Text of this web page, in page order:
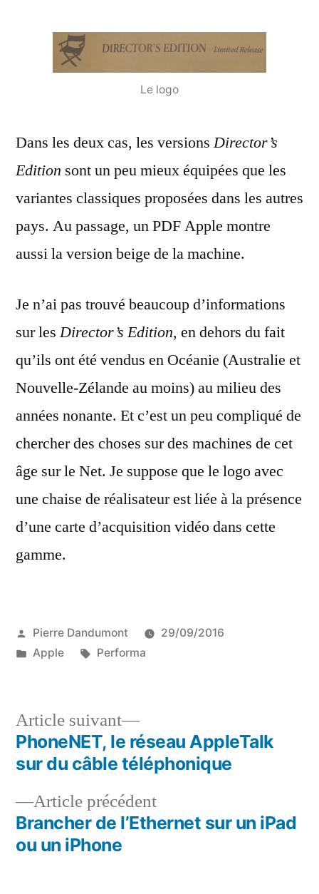
Le logo
Dans les deux cas, les versionsDirector’s
Edition sont un peu mieux équipées que les
variantes classiques proposées dans les autres
pays. Au passage, un PDF Apple montre
aussi la version beige de la machine.
Je n’ai pas trouvé beaucoup d’informations
sur lesDirector’s Edition, en dehors du fait
qu’ils ont été vendus en Océanie (Australie et
Nouvelle-Zélande au moins) au milieu des
années nonante. Et c’est un peu compliqué de
chercher des choses sur des machines de cet
âge sur le Net. Je suppose que le logo avec
une chaise de réalisateur est liée à la présence
d’une carte d’acquisition vidéo dans cette
gamme.
Publié
par
Pierre Dandumont
29/09/2016
Publié
Apple Étiquettes :
Performa
Navigation
l’article
Article précédentArticle
précédent :
Brancher de l’Ethernet sur un iPad
ou un iPhone
Article suivant
Article
suivant :
PhoneNET, le réseau AppleTalk
sur du câble téléphonique